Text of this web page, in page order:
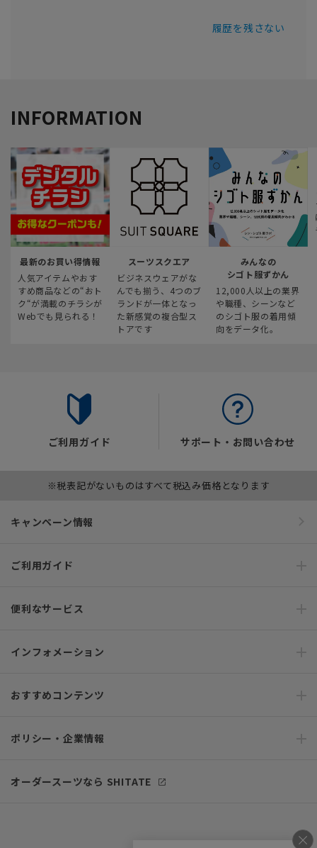
履歴を残さない
INFORMATION
最新のお買い得情報
人気アイテムやおす
すめ商品などの“おト
ク“が満載のチラシが
Webでも見られる！
スーツスクエア
ビジネスウェアがな
んでも揃う、4つのブ
ランドが一体となっ
た新感覚の複合型ス
トアです
みんなの
シゴト服ずかん
12,000人以上の業界
や職種、シーンなど
のシゴト服の着用傾
向をデータ化。
ご利用ガイド サポート・お問い合わせ
※税表記がないものはすべて税込み価格となります
キャンペーン情報
ご利用ガイド
便利なサービス
インフォメーション
おすすめコンテンツ
ポリシー・企業情報
オーダースーツなら SHITATE